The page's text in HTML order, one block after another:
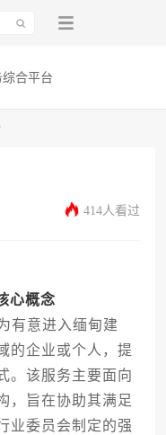
合平台
414人看过
心概念
意进入缅甸建
的企业或个人，提
。该服务主要面向
，旨在协助其满足
业委员会制定的强